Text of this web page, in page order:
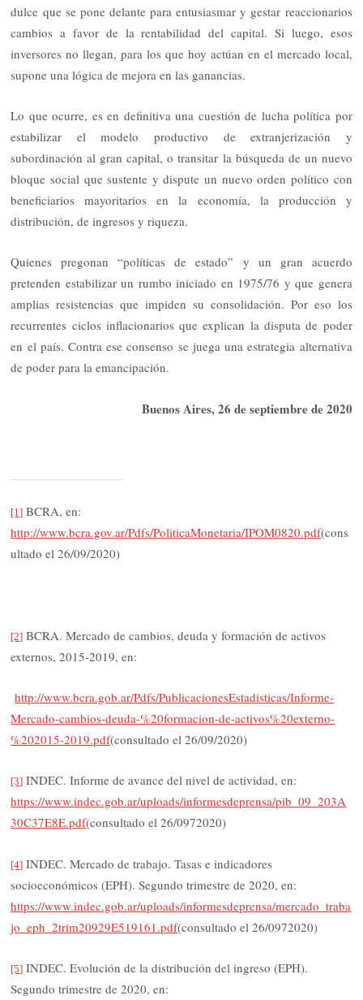
dulce que se pone delante para entusiasmar y gestar reaccionarios
cambios a favor de la rentabilidad del capital. Si luego, esos
inversores no llegan, para los que hoy actúan en el mercado local,
supone una lógica de mejora en las ganancias.
Lo que ocurre, es en definitiva una cuestión de lucha política por
estabilizar el modelo productivo de extranjerización y
subordinación al gran capital, o transitar la búsqueda de un nuevo
bloque social que sustente y dispute un nuevo orden político con
beneficiarios mayoritarios en la economía, la producción y
distribución, de ingresos y riqueza.
Quienes pregonan “políticas de estado” y un gran acuerdo
pretenden estabilizar un rumbo iniciado en 1975/76 y que genera
amplias resistencias que impiden su consolidación. Por eso los
recurrentes ciclos inflacionarios que explican la disputa de poder
en el país. Contra ese consenso se juega una estrategia alternativa
de poder para la emancipación.
Buenos Aires, 26 de septiembre de 2020
[1] BCRA, en:
http://www.bcra.gov.ar/Pdfs/PoliticaMonetaria/IPOM0820.pdf(cons
ultado el 26/09/2020)
[2] BCRA. Mercado de cambios, deuda y formación de activos
externos, 2015-2019, en:
http://www.bcra.gob.ar/Pdfs/PublicacionesEstadisticas/Informe-
Mercado-cambios-deuda-%20formacion-de-activos%20externo-
%202015-2019.pdf(consultado el 26/09/2020)
[3] INDEC. Informe de avance del nivel de actividad, en:
https://www.indec.gob.ar/uploads/informesdeprensa/pib_09_203A
30C37E8E.pdf(consultado el 26/0972020)
[4] INDEC. Mercado de trabajo. Tasas e indicadores
socioeconómicos (EPH). Segundo trimestre de 2020, en:
https://www.indec.gob.ar/uploads/informesdeprensa/mercado_traba
jo_eph_2trim20929E519161.pdf(consultado el 26/0972020)
[5] INDEC. Evolución de la distribución del ingreso (EPH).
Segundo trimestre de 2020, en: